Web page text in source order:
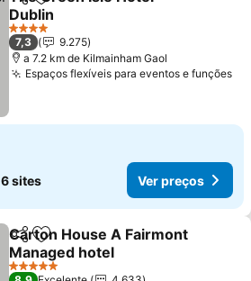
PartilharAdicionar aos favoritos
Dublin
Ver preços
4 Estrelas
7,3
9.275
a 7.2 km de Kilmainham Gaol
Espaços flexíveis para eventos e funções
6 sites Ver preços
PartilharAdicionar aos favoritos
Carton House A Fairmont
Managed hotel
Ver preços
5 Estrelas